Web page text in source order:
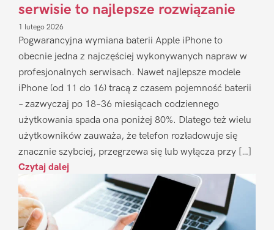
serwisie to najlepsze rozwiązanie
1 lutego 2026
Pogwarancyjna wymiana baterii Apple iPhone to
obecnie jedna z najczęściej wykonywanych napraw w
profesjonalnych serwisach. Nawet najlepsze modele
iPhone (od 11 do 16) tracą z czasem pojemność baterii
– zazwyczaj po 18–36 miesiącach codziennego
użytkowania spada ona poniżej 80%. Dlatego też wielu
użytkowników zauważa, że telefon rozładowuje się
znacznie szybciej, przegrzewa się lub wyłącza przy […]
Czytaj dalej